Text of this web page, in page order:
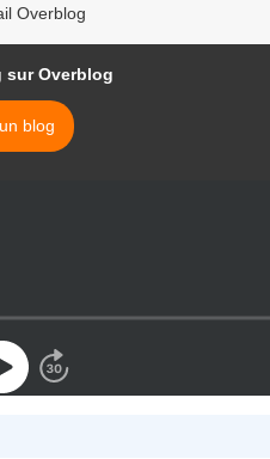
Overblog
sur Overblog
blog